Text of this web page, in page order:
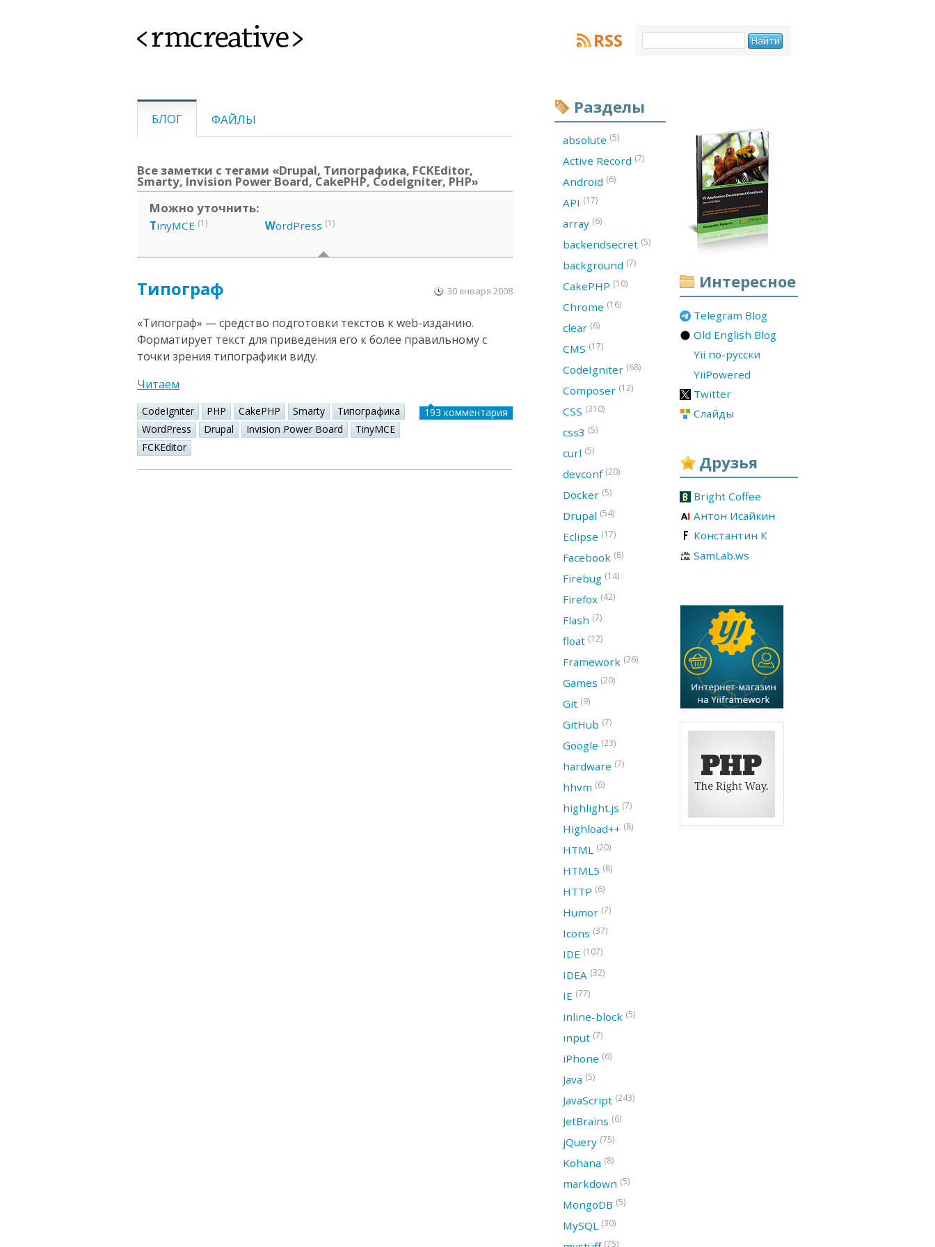
<rmcreative> RSS
БЛОГ ФАЙЛЫ
Все заметки с тегами «Drupal, Типографика, FCKEditor,
Smarty, Invision Power Board, CakePHP, CodeIgniter, PHP»
Можно уточнить:
TinyMCE (1) WordPress (1)
Типограф 30 января 2008
«Типограф» — средство подготовки текстов к web-изданию.
Форматирует текст для приведения его к более правильному с
точки зрения типографики виду.
Читаем
CodeIgniter PHP CakePHP Smarty
Типографика
WordPress
Drupal Invision Power Board
TinyMCE
FCKEditor
193 комментария
Интересное
Telegram Blog
Old English Blog
Yii по-русски
YiiPowered
Twitter
Слайды
Друзья
Bright Coffee
Антон Исайкин
Константин К
SamLab.ws
Разделы
absolute (5)
Active Record (7)
Android (6)
API (17)
array (6)
backendsecret (5)
background (7)
CakePHP (10)
Chrome (16)
clear (6)
CMS (17)
CodeIgniter (68)
Composer (12)
CSS (310)
css3 (5)
curl (5)
devconf (20)
Docker (5)
Drupal (54)
Eclipse (17)
Facebook (8)
Firebug (14)
Firefox (42)
Flash (7)
float (12)
Framework (26)
Games (20)
Git (9)
GitHub (7)
Google (23)
hardware (7)
hhvm (6)
highlight.js (7)
Highload++ (8)
HTML (20)
HTML5 (8)
HTTP (6)
Humor (7)
Icons (37)
IDE (107)
IDEA (32)
IE (77)
inline-block (5)
input (7)
iPhone (6)
Java (5)
JavaScript (243)
JetBrains (6)
jQuery (75)
Kohana (8)
markdown (5)
MongoDB (5)
MySQL (30)
(75)